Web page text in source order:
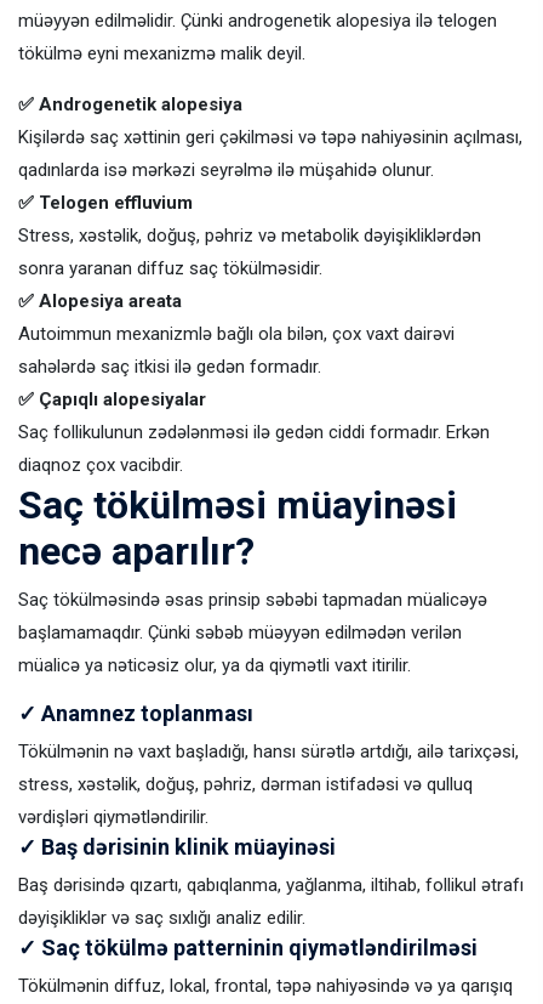
müəyyən edilməlidir. Çünki androgenetik alopesiya ilə telogen
tökülmə eyni mexanizmə malik deyil.
✅ Androgenetik alopesiya
Kişilərdə saç xəttinin geri çəkilməsi və təpə nahiyəsinin açılması,
qadınlarda isə mərkəzi seyrəlmə ilə müşahidə olunur.
✅ Telogen effluvium
Stress, xəstəlik, doğuş, pəhriz və metabolik dəyişikliklərdən
sonra yaranan diffuz saç tökülməsidir.
✅ Alopesiya areata
Autoimmun mexanizmlə bağlı ola bilən, çox vaxt dairəvi
sahələrdə saç itkisi ilə gedən formadır.
✅ Çapıqlı alopesiyalar
Saç follikulunun zədələnməsi ilə gedən ciddi formadır. Erkən
diaqnoz çox vacibdir.
Saç tökülməsi müayinəsi
necə aparılır?
Saç tökülməsində əsas prinsip səbəbi tapmadan müalicəyə
başlamamaqdır. Çünki səbəb müəyyən edilmədən verilən
müalicə ya nəticəsiz olur, ya da qiymətli vaxt itirilir.
✓ Anamnez toplanması
Tökülmənin nə vaxt başladığı, hansı sürətlə artdığı, ailə tarixçəsi,
stress, xəstəlik, doğuş, pəhriz, dərman istifadəsi və qulluq
vərdişləri qiymətləndirilir.
✓ Baş dərisinin klinik müayinəsi
Baş dərisində qızartı, qabıqlanma, yağlanma, iltihab, follikul ətrafı
dəyişikliklər və saç sıxlığı analiz edilir.
✓ Saç tökülmə patterninin qiymətləndirilməsi
Tökülmənin diffuz, lokal, frontal, təpə nahiyəsində və ya qarışıq